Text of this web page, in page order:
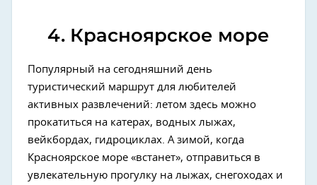
4. Красноярское море
Популярный на сегодняшний день
туристический маршрут для любителей
активных развлечений: летом здесь можно
прокатиться на катерах, водных лыжах,
вейкбордах, гидроциклах. А зимой, когда
Красноярское море «встанет», отправиться в
увлекательную прогулку на лыжах, снегоходах и